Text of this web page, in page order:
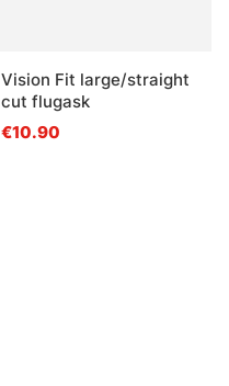
Vision Fit large/straight
cut flugask
€10.90